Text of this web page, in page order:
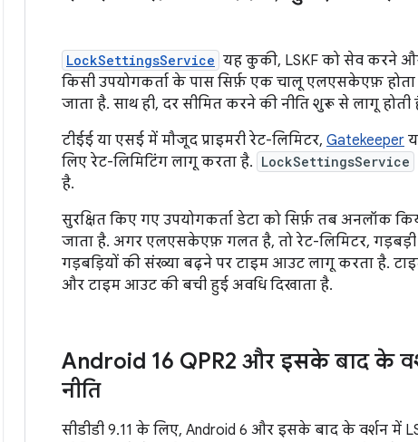
LockSettingsService यह कुकी, LSKF को सेव करने
किसी उपयोगकर्ता के पास सिर्फ़ एक चालू एलएसकेएफ़ होता
जाता है. साथ ही, दर सीमित करने की नीति शुरू से लागू होती
टीईई या एसई में मौजूद प्राइमरी रेट-लिमिटर, Gatekeeper
लिए रेट-लिमिटिंग लागू करता है. LockSettingsService
है.
सुरक्षित किए गए उपयोगकर्ता डेटा को सिर्फ़ तब अनलॉक
जाता है. अगर एलएसकेएफ़ गलत है, तो रेट-लिमिटर, गड़बड़ी
गड़बड़ियों की संख्या बढ़ने पर टाइम आउट लागू करता है.
और टाइम आउट की बची हुई अवधि दिखाता है.
Android 16 QPR2 और इसके बाद के
नीति
सीडीडी 9.11 के लिए, Android 6 और इसके बाद के वर्शन में